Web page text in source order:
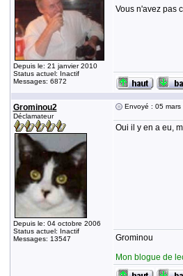
Depuis le: 21 janvier 2010
Status actuel: Inactif
Messages: 6872
Vous n'avez pas
Grominou2
Déclamateur
Depuis le: 04 octobre 2006
Status actuel: Inactif
Messages: 13547
Envoyé : 05 mars
Oui il y en a eu,
Grominou
Mon blogue de